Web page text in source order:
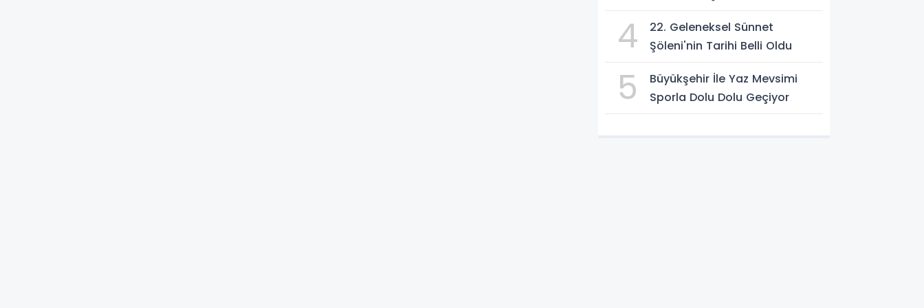
4
22. Geleneksel Sünnet
Şöleni'nin Tarihi Belli Oldu
5
Büyükşehir İle Yaz Mevsimi
Sporla Dolu Dolu Geçiyor